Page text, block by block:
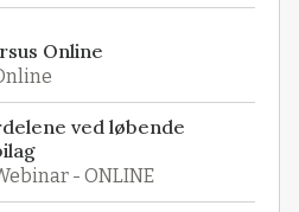
Online
ved løbende
- ONLINE